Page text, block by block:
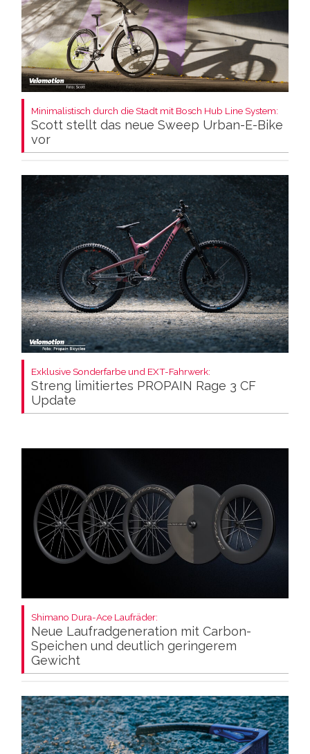
Minimalistisch durch die Stadt mit Bosch Hub Line System:
Scott stellt das neue Sweep Urban-E-Bike
vor
Exklusive Sonderfarbe und EXT-Fahrwerk:
Streng limitiertes PROPAIN Rage 3 CF
Update
Shimano Dura-Ace Laufräder:
Neue Laufradgeneration mit Carbon-
Speichen und deutlich geringerem
Gewicht